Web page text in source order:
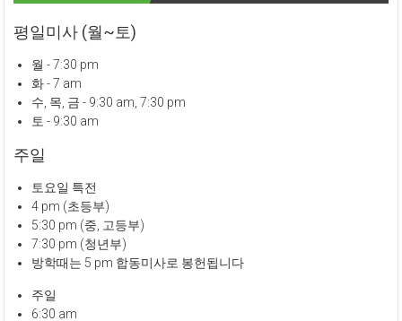
평일미사 (월~토)
월 - 7:30 pm
화 - 7 am
수, 목, 금 - 9:30 am, 7:30 pm
토 - 9:30 am
주일
토요일 특전
4 pm (초등부)
5:30 pm (중, 고등부)
7:30 pm (청년부)
방학때는 5 pm 합동미사로 봉헌됩니다
주일
6:30 am